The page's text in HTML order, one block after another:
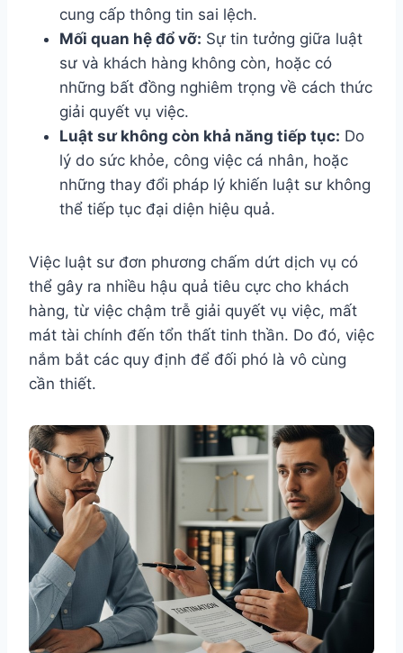
cung cấp thông tin sai lệch.
Mối quan hệ đổ vỡ: Sự tin tưởng giữa luật
sư và khách hàng không còn, hoặc có
những bất đồng nghiêm trọng về cách thức
giải quyết vụ việc.
Luật sư không còn khả năng tiếp tục: Do
lý do sức khỏe, công việc cá nhân, hoặc
những thay đổi pháp lý khiến luật sư không
thể tiếp tục đại diện hiệu quả.
Việc luật sư đơn phương chấm dứt dịch vụ có
thể gây ra nhiều hậu quả tiêu cực cho khách
hàng, từ việc chậm trễ giải quyết vụ việc, mất
mát tài chính đến tổn thất tinh thần. Do đó, việc
nắm bắt các quy định để đối phó là vô cùng
cần thiết.